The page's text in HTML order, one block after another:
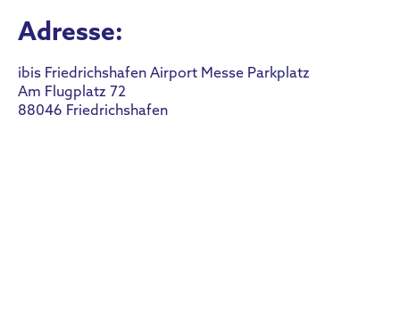
Adresse:
ibis Friedrichshafen Airport Messe Parkplatz
Am Flugplatz 72
88046 Friedrichshafen